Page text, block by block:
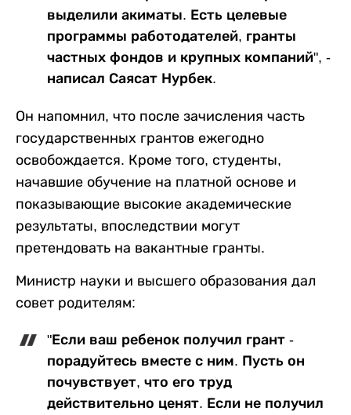
выделили акиматы. Есть целевые
программы работодателей, гранты
частных фондов и крупных компаний", -
написал Саясат Нурбек.
Он напомнил, что после зачисления часть
государственных грантов ежегодно
освобождается. Кроме того, студенты,
начавшие обучение на платной основе и
показывающие высокие академические
результаты, впоследствии могут
претендовать на вакантные гранты.
Министр науки и высшего образования дал
совет родителям:
"Если ваш ребенок получил грант -
порадуйтесь вместе с ним. Пусть он
почувствует, что его труд
действительно ценят. Если не получил